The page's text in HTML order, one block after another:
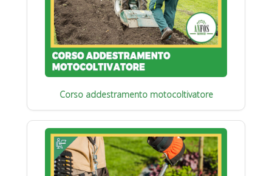
Corso addestramento motocoltivatore